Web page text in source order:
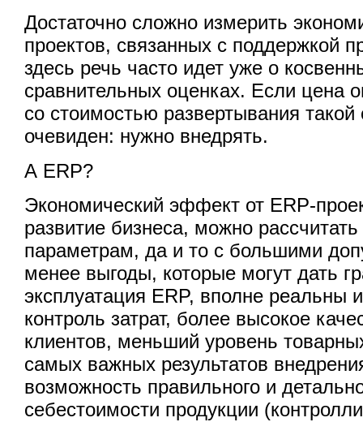
Достаточно сложно измерить
проектов, связанных с поддержкой
здесь речь часто идет уже о
сравнительных оценках. Если цена
со стоимостью развертывания такой
очевиден: нужно внедрять.
А ERP?
Экономический эффект от ERP-
развитие бизнеса, можно
параметрам, да и то с большими
менее выгоды, которые могут дать
эксплуатация ERP, вполне реальны
контроль затрат, более высокое
клиентов, меньший уровень
самых важных результатов
возможность правильного и
себестоимости продукции